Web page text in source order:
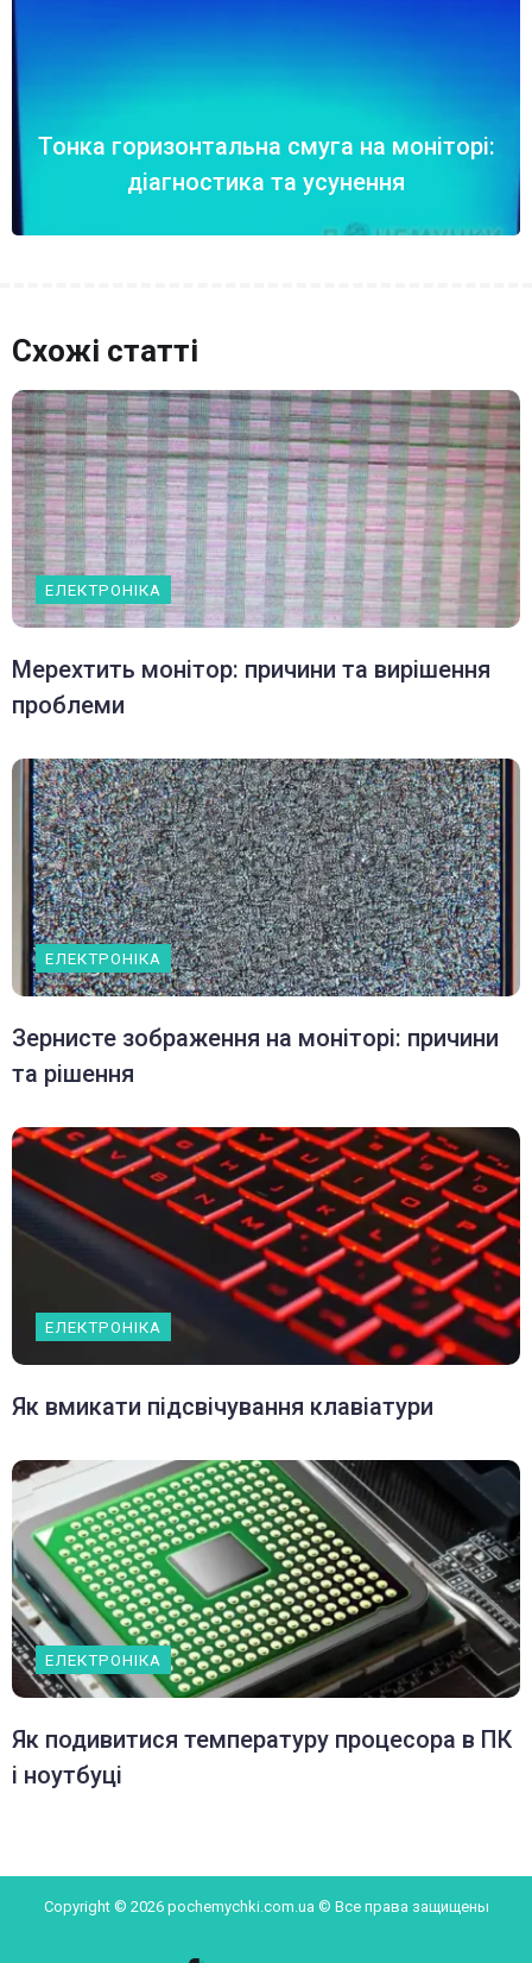
Тонка горизонтальна смуга на моніторі:
діагностика та усунення
Схожі статті
ЕЛЕКТРОНІКА
Мерехтить монітор: причини та вирішення
проблеми
ЕЛЕКТРОНІКА
Зернисте зображення на моніторі: причини
та рішення
ЕЛЕКТРОНІКА
Як вмикати підсвічування клавіатури
ЕЛЕКТРОНІКА
Як подивитися температуру процесора в ПК
і ноутбуці
Copyright © 2026 pochemychki.com.ua © Все права защищены